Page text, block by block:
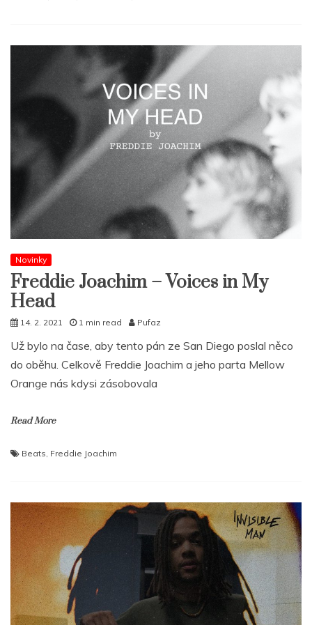
Novinky
Freddie Joachim – Voices in My
Head
14. 2. 2021 1 min read Pufaz
Už bylo na čase, aby tento pán ze San Diego poslal něco
do oběhu. Celkově Freddie Joachim a jeho parta Mellow
Orange nás kdysi zásobovala
Read More
Beats, Freddie Joachim